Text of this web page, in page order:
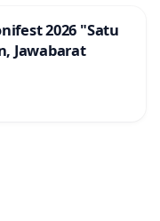
2026 "Satu
Jawabarat